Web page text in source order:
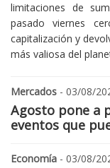
limitaciones de
pasado viernes
capitalización y
más valiosa del
Mercados - 03/08/
Agosto pone a
eventos que
Economía - 03/08/